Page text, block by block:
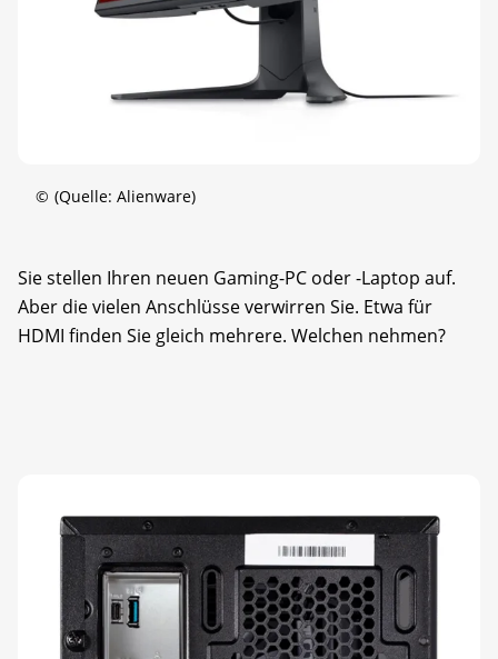
© (Quelle: Alienware)
Sie stellen Ihren neuen Gaming-PC oder -Laptop auf.
Aber die vielen Anschlüsse verwirren Sie. Etwa für
HDMI finden Sie gleich mehrere. Welchen nehmen?